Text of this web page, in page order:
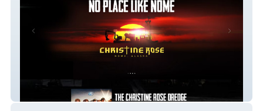
The Christine Rose